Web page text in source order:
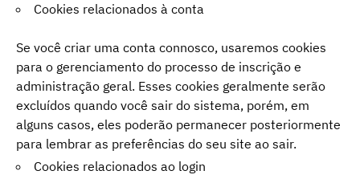
Cookies relacionados à conta
Se você criar uma conta connosco, usaremos cookies
para o gerenciamento do processo de inscrição e
administração geral. Esses cookies geralmente serão
excluídos quando você sair do sistema, porém, em
alguns casos, eles poderão permanecer posteriormente
para lembrar as preferências do seu site ao sair.
Cookies relacionados ao login